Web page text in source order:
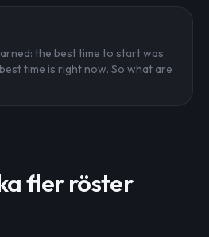
the best time to start was
time is right now. So what are
fler röster